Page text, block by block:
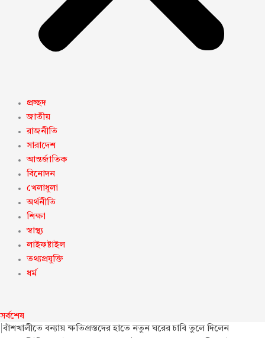
প্রচ্ছদ
জাতীয়
রাজনীতি
সারাদেশ
আন্তর্জাতিক
বিনোদন
খেলাধুলা
অর্থনীতি
শিক্ষা
স্বাস্থ্য
লাইফষ্টাইল
তথ্যপ্রযুক্তি
ধর্ম
সর্বশেষ
|বাঁশখালীতে বন্যায় ক্ষতিগ্রস্তদের হাতে নতুন ঘরের চাবি তুলে দিলেন